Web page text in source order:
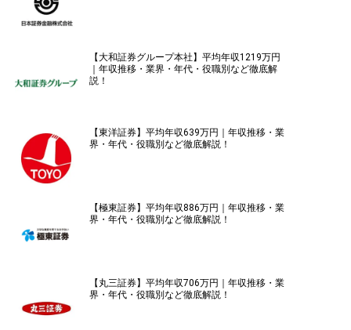
【大和証券グループ本社】平均年収1219万円
｜年収推移・業界・年代・役職別など徹底解
説！
【東洋証券】平均年収639万円｜年収推移・業
界・年代・役職別など徹底解説！
【極東証券】平均年収886万円｜年収推移・業
界・年代・役職別など徹底解説！
【丸三証券】平均年収706万円｜年収推移・業
界・年代・役職別など徹底解説！